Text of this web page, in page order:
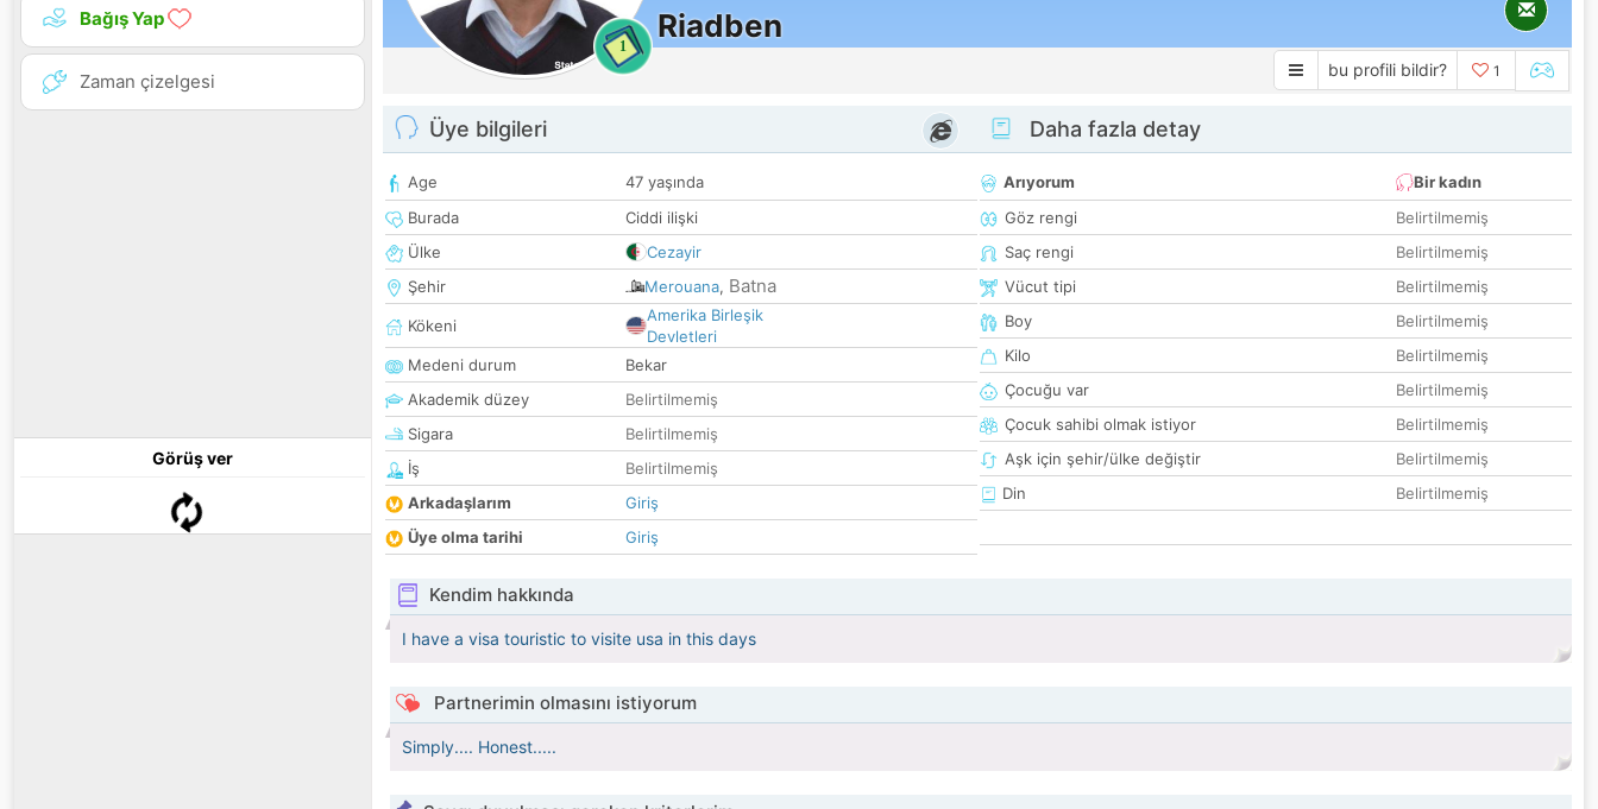
Bağış Yap
Zaman çizelgesi
Görüş ver
1
Riadben
bu profili bildir? 1
Üye bilgileri
Age
47 yaşında
Burada
Ciddi ilişki
Ülke
Cezayir
Şehir
Merouana, Batna
Kökeni
Amerika Birleşik
Devletleri
Medeni durum
Bekar
Akademik düzey
Belirtilmemiş
Sigara
Belirtilmemiş
İş
Belirtilmemiş
Arkadaşlarım
Giriş
Üye olma tarihi
Giriş
Daha fazla detay
Arıyorum
Bir kadın
Göz rengi
Belirtilmemiş
Saç rengi
Belirtilmemiş
Vücut tipi
Belirtilmemiş
Boy
Belirtilmemiş
Kilo
Belirtilmemiş
Çocuğu var
Belirtilmemiş
Çocuk sahibi olmak istiyor
Belirtilmemiş
Aşk için şehir/ülke değiştir
Belirtilmemiş
Din
Belirtilmemiş
Kendim hakkında
I have a visa touristic to visite usa in this days
Partnerimin olmasını istiyorum
Simply.... Honest.....